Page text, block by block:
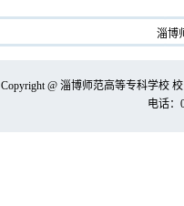
淄博
Copyright @ 淄博师范高等专科学校
电话：